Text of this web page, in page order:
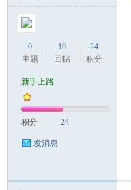
0
主题
10
回帖
24
积分
新手上路
积分 24
发消息